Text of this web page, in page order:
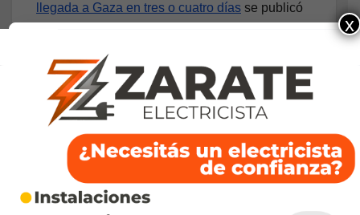
llegada a Gaza en tres o cuatro días se publicó
Fuente:
https://redeco.com.ar/internacional/mediooriente/74779-
flotilla-global-sumud-estima-su-llegada-a-gaza-en-tres-o-
cuatro-dias
x